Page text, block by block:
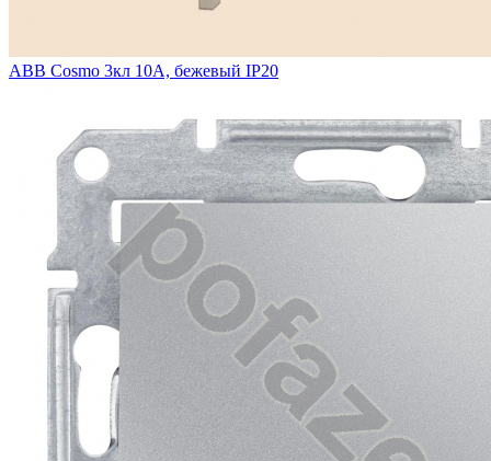
ABB Cosmo 3кл 10А, бежевый IP20